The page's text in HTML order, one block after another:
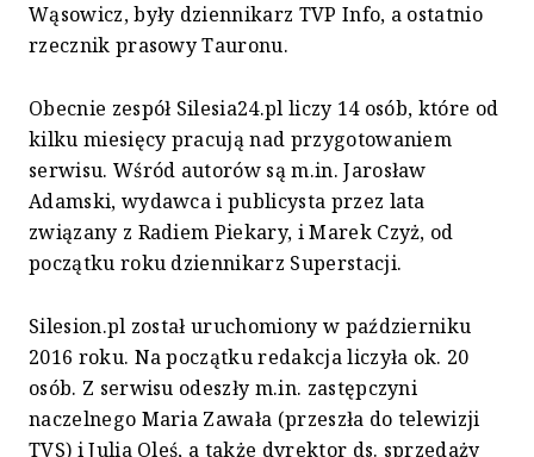
Wąsowicz, były dziennikarz TVP Info, a ostatnio
rzecznik prasowy Tauronu.
Obecnie zespół Silesia24.pl liczy 14 osób, które od
kilku miesięcy pracują nad przygotowaniem
serwisu. Wśród autorów są m.in. Jarosław
Adamski, wydawca i publicysta przez lata
związany z Radiem Piekary, i Marek Czyż, od
początku roku dziennikarz Superstacji.
Silesion.pl został uruchomiony w październiku
2016 roku. Na początku redakcja liczyła ok. 20
osób. Z serwisu odeszły m.in. zastępczyni
naczelnego Maria Zawała (przeszła do telewizji
TVS) i Julia Oleś, a także dyrektor ds. sprzedaży